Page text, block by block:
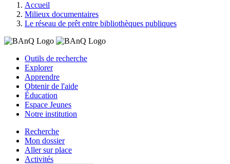
Accueil
Milieux documentaires
Le réseau de prêt entre bibliothèques publiques
Outils de recherche
Explorer
Apprendre
Obtenir de l'aide
Éducation
Espace Jeunes
Notre institution
Recherche
Mon dossier
Aller sur place
Activités